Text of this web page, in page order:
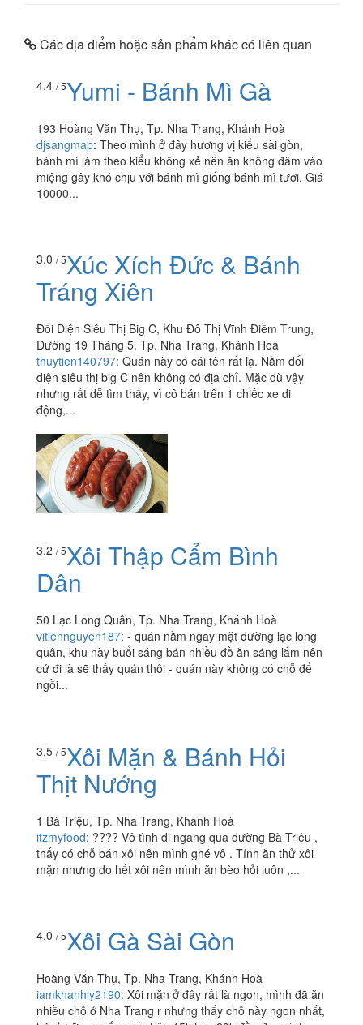
Các địa điểm hoặc sản phẩm khác có liên quan
4.4 / 5Yumi - Bánh Mì Gà
193 Hoàng Văn Thụ, Tp. Nha Trang, Khánh Hoà
djsangmap: Theo mình ở đây hương vị kiểu sài gòn,
bánh mì làm theo kiểu không xẻ nên ăn không đâm vào
miệng gây khó chịu với bánh mì giống bánh mì tươi. Giá
10000...
3.0 / 5Xúc Xích Đức & Bánh
Tráng Xiên
Đối Diện Siêu Thị Big C, Khu Đô Thị Vĩnh Điềm Trung,
Đường 19 Tháng 5, Tp. Nha Trang, Khánh Hoà
thuytien140797:Quán này có cái tên rất lạ. Nằm đối
diện siêu thị big C nên không có địa chỉ. Mặc dù vậy
nhưng rất dễ tìm thấy, vì cô bán trên 1 chiếc xe di
động,...
3.2/ 5Xôi Thập Cẩm Bình
Dân
50 Lạc Long Quân, Tp. Nha Trang, Khánh Hoà
ngồi...
Thịt Nướng
itzmyfood:???? Vô tình đi ngang qua đường Bà Triệu ,
thấy có chỗ bán xôi nên mình ghé vô . Tính ăn thử xôi
mặn nhưng do hết xôi nên mình ăn bèo hỏi luôn ,...